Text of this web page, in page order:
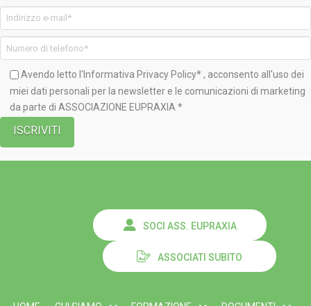
Avendo letto l'Informativa Privacy Policy*, acconsento all'uso dei
miei dati personali per la newsletter e le comunicazioni di marketing
da parte di ASSOCIAZIONE EUPRAXIA *
SOCI ASS. EUPRAXIA
ASSOCIATI SUBITO